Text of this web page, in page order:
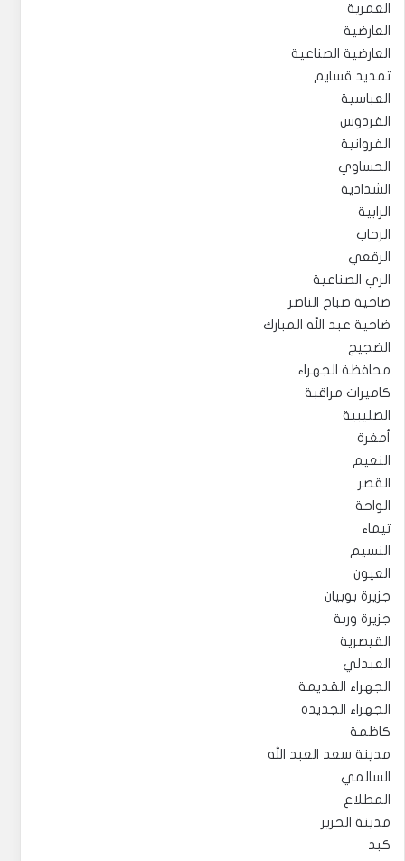
العمرية
العارضية
العارضية الصناعية
تمديد قسايم
العباسية
الفردوس
الفروانية
الحساوي
الشدادية
الرابية
الرحاب
الرقعي
الري الصناعية
ضاحية صباح الناصر
ضاحية عبد الله المبارك
الضجيج
محافظة الجهراء
كاميرات مراقبة
الصليبية
أمغرة
النعيم
القصر
الواحة
تيماء
النسيم
العيون
جزيرة بوبيان
جزيرة وربة
القيصرية
العبدلي
الجهراء القديمة
الجهراء الجديدة
كاظمة
مدينة سعد العبد الله
السالمي
المطلاع
مدينة الحرير
كبد